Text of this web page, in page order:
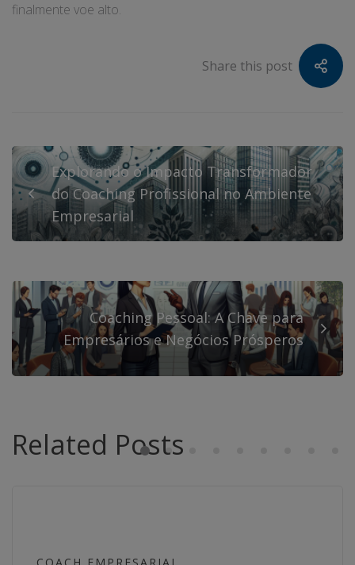
finalmente voe alto.
Share this post
Explorando o Impacto Transformador
do Coaching Profissional no Ambiente
Empresarial
Coaching Pessoal: A Chave para
Empresários e Negócios Prósperos
Related Posts